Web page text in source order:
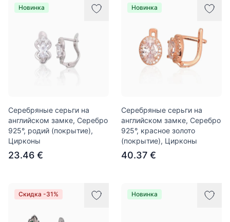
Новинка
Серебряные серьги на
английском замке, Серебро
925°, родий (покрытие),
Цирконы
23.46 €
Новинка
Серебряные серьги на
английском замке, Серебро
925°, красное золото
(покрытие), Цирконы
40.37 €
Скидка -31% Новинка